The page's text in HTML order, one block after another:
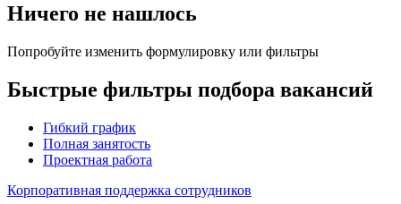
Ничего не нашлось
Попробуйте изменить формулировку или фильтры
Быстрые фильтры подбора вакансий
Гибкий график
Полная занятость
Проектная работа
Корпоративная поддержка сотрудников